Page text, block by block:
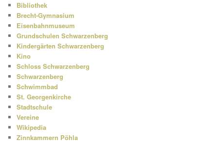
Bibliothek
Brecht-Gymnasium
Eisenbahnmuseum
Grundschulen Schwarzenberg
Kindergärten Schwarzenberg
Kino
Schloss Schwarzenberg
Schwarzenberg
Schwimmbad
St. Georgenkirche
Stadtschule
Vereine
Wikipedia
Zinnkammern Pöhla